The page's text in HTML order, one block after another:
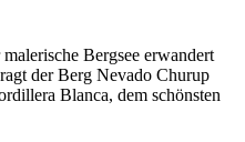
Bergsee erwandert
der Berg Nevado Churup
Blanca, dem schönsten